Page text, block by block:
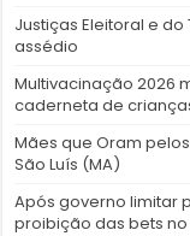
Justiças Eleitoral e
assédio
Multivacinação 2026
caderneta de
Mães que Oram pelos
São Luís (MA)
Após governo limitar
proibição das bets no